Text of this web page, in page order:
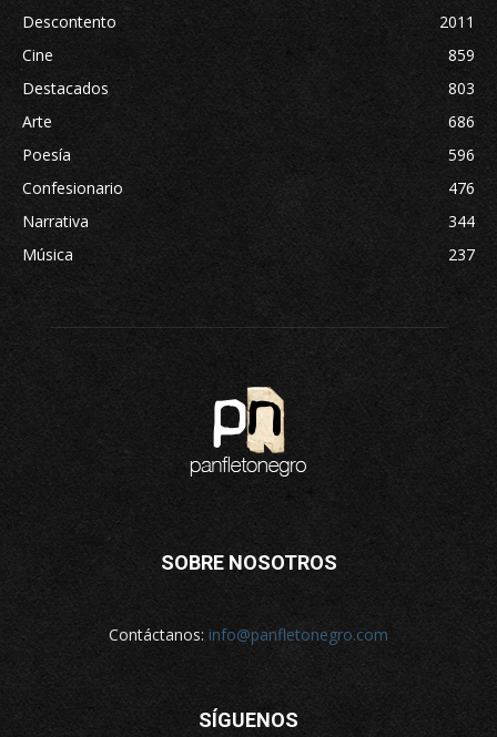
Descontento
2011
Cine
859
Destacados
803
Arte
686
Poesía
596
Confesionario
476
Narrativa
344
Música
237
SOBRE NOSOTROS
Contáctanos: info@panfletonegro.com
SÍGUENOS